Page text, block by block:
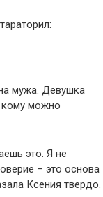
мужа. Девушка
кому можно
это. Я не
– это основа
Ксения твердо.